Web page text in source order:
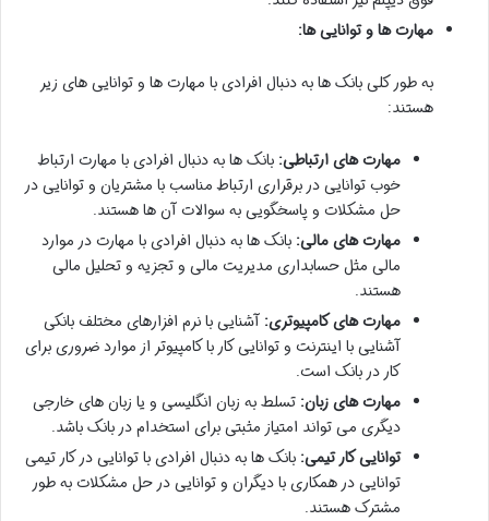
مهارت ها و توانایی ها:
به طور کلی بانک ها به دنبال افرادی با مهارت ها و توانایی های زیر
هستند:
مهارت های ارتباطی: بانک ها به دنبال افرادی با مهارت ارتباط
خوب توانایی در برقراری ارتباط مناسب با مشتریان و توانایی در
حل مشکلات و پاسخگویی به سوالات آن ها هستند.
مهارت های مالی: بانک ها به دنبال افرادی با مهارت در موارد
مالی مثل حسابداری مدیریت مالی و تجزیه و تحلیل مالی
هستند.
مهارت های کامپیوتری: آشنایی با نرم افزارهای مختلف بانکی
آشنایی با اینترنت و توانایی کار با کامپیوتر از موارد ضروری برای
کار در بانک است.
مهارت های زبان: تسلط به زبان انگلیسی و یا زبان های خارجی
دیگری می تواند امتیاز مثبتی برای استخدام در بانک باشد.
توانایی کار تیمی: بانک ها به دنبال افرادی با توانایی در کار تیمی
توانایی در همکاری با دیگران و توانایی در حل مشکلات به طور
مشترک هستند.